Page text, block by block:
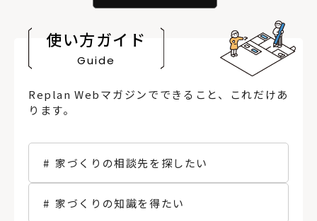
使い方ガイド
Guide
Replan Webマガジンでできること、これだけあ
ります。
家づくりの知識を得たい
家づくりの相談先を探したい